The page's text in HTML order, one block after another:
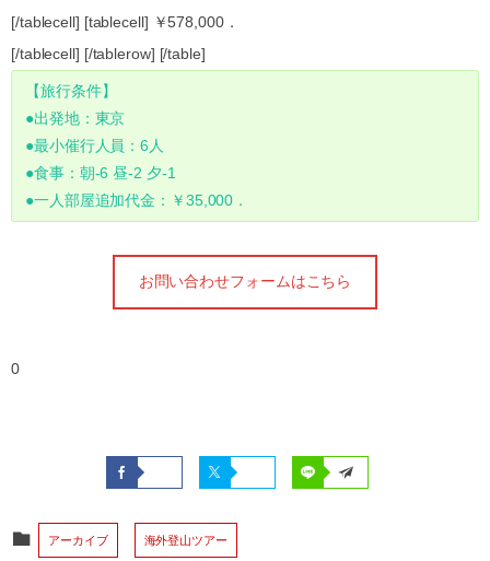
[/tablecell] [tablecell] ￥578,000．
[/tablecell] [/tablerow] [/table]
【旅行条件】
●出発地：東京
●最小催行人員：6人
●食事：朝-6 昼-2 夕-1
●一人部屋追加代金：￥35,000．
お問い合わせフォームはこちら
0
アーカイブ 海外登山ツアー